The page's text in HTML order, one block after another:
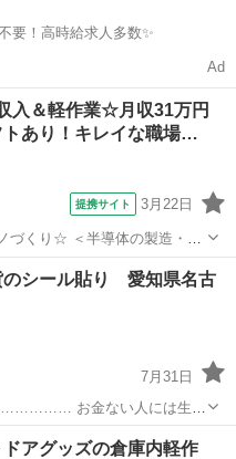
円〜 / 登録不要！高時給求人多数✨
Ad
入＆軽作業☆月収31万円
あり！キレイな職場…
提携サイト 3月22日
体の製造・組
を一括生産するエレクトロニ
業メインで力仕事は基本ナ
のシール貼り 愛知県名古
7月31日
日入寮対応で 敷金・礼金は 会社...
ドアグッズの倉庫内軽作